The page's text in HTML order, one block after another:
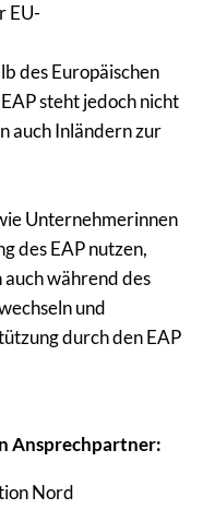
EU-
des Europäischen
steht jedoch nicht
auch Inländern zur
Unternehmerinnen
des EAP nutzen,
auch während des
und
durch den EAP
Ansprechpartner:
Nord